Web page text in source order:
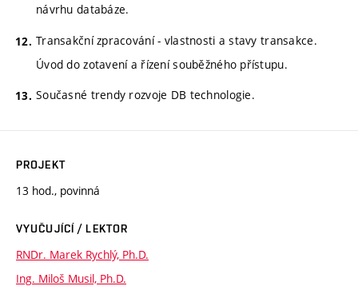
návrhu databáze.
Transakční zpracování - vlastnosti a stavy transakce.
Úvod do zotavení a řízení souběžného přístupu.
Současné trendy rozvoje DB technologie.
PROJEKT
13 hod., povinná
VYUČUJÍCÍ / LEKTOR
RNDr. Marek Rychlý, Ph.D.
Ing. Miloš Musil, Ph.D.